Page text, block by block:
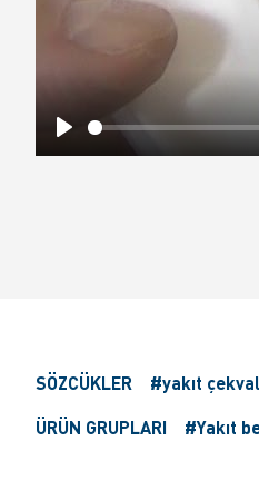
Play
SÖZCÜKLER #yakıt
ÜRÜN GRUPLARI
#Yakıt